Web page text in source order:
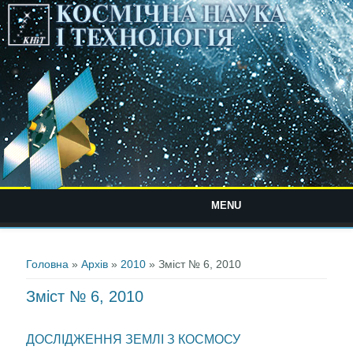
MENU
Головна »Архів » 2010 » Зміст № 6, 2010
Зміст № 6, 2010
ДОСЛІДЖЕННЯ ЗЕМЛІ З КОСМОСУ